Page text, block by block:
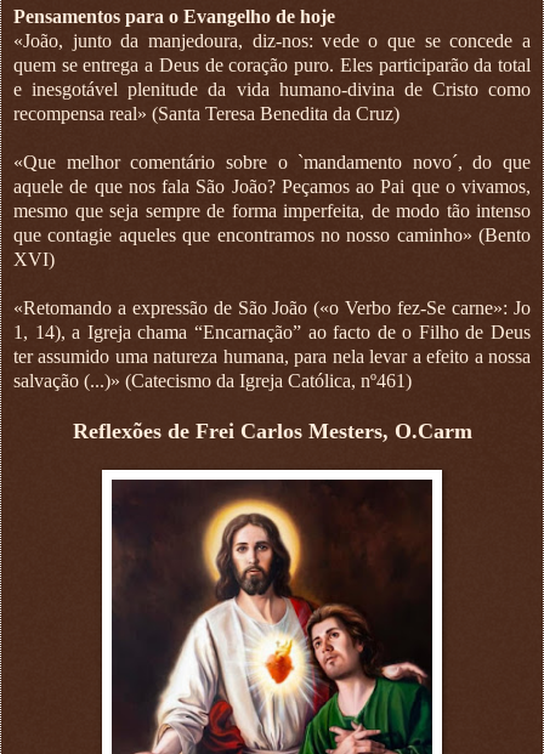
Pensamentos para o Evangelho de hoje
«João, junto da manjedoura, diz-nos: vede o que se concede a
quem se entrega a Deus de coração puro. Eles participarão da total
e inesgotável plenitude da vida humano-divina de Cristo como
recompensa real» (Santa Teresa Benedita da Cruz)
«Que melhor comentário sobre o `mandamento novo´, do que
aquele de que nos fala São João? Peçamos ao Pai que o vivamos,
mesmo que seja sempre de forma imperfeita, de modo tão intenso
que contagie aqueles que encontramos no nosso caminho» (Bento
XVI)
«Retomando a expressão de São João («o Verbo fez-Se carne»: Jo
1, 14), a Igreja chama “Encarnação” ao facto de o Filho de Deus
ter assumido uma natureza humana, para nela levar a efeito a nossa
salvação (...)» (Catecismo da Igreja Católica, nº461)
Reflexões de Frei Carlos Mesters, O.Carm